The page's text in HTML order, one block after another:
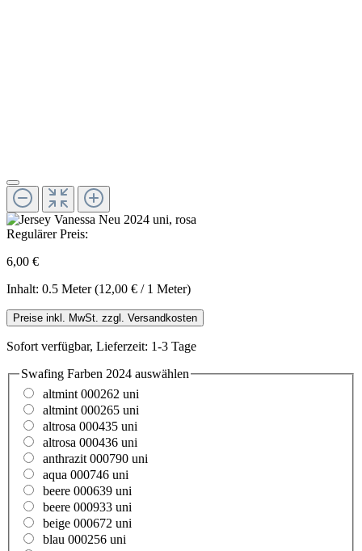
Regulärer Preis:
6,00 €
Inhalt: 0.5 Meter(12,00 € / 1 Meter)
Preise inkl. MwSt. zzgl. Versandkosten
Sofort verfügbar, Lieferzeit: 1-3 Tage
Swafing Farben 2024 auswählen
altmint 000262 uni
altmint 000265 uni
altrosa 000435 uni
altrosa 000436 uni
anthrazit 000790 uni
aqua 000746 uni
beere 000639 uni
beere 000933 uni
beige 000672 uni
blau 000256 uni